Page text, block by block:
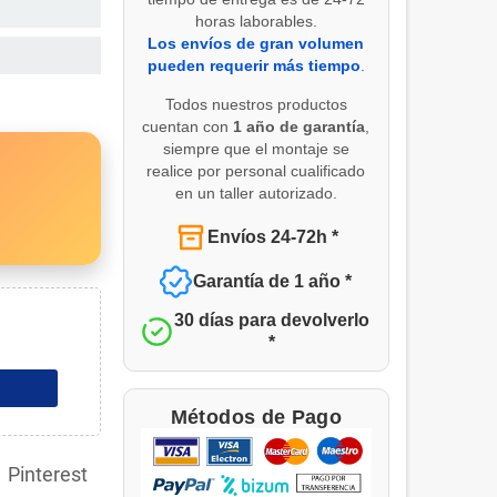
Pinterest
horas laborables.
Los envíos de gran volumen
pueden requerir más tiempo
Todos nuestros productos
cuentan con 1 año de garantía
siempre que el montaje se
realice por personal cualificado
en un taller autorizado.
Envíos 24-72h *
Garantía de 1 año *
30 días para devolverlo
*
Métodos de Pago